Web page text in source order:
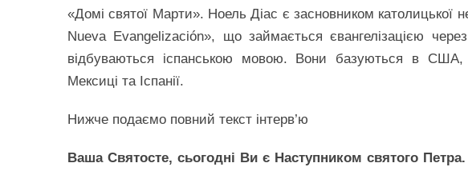
«Домі святої Марти». Ноель Діас є засновником католицької
Nueva Evangelización», що займається євангелізацією через
відбуваються іспанською мовою. Вони базуються в США,
Мексиці та Іспанії.
Нижче подаємо повний текст інтерв’ю
Ваша Святосте, сьогодні Ви є Наступником святого